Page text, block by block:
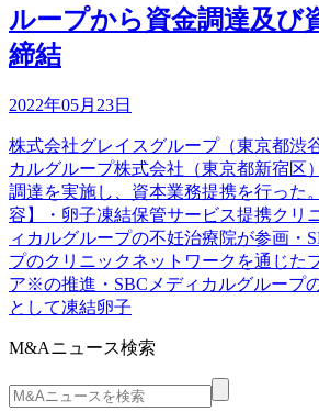
ループから資金調達及び
締結
2022年05月23日
株式会社グレイスグループ（東京都渋
カルグループ株式会社（東京都新宿区
調達を実施し、資本業務提携を行った
容】・卵子凍結保管サービス提携クリ
ィカルグループの不妊治療院が参画・
プのクリニックネットワークを通じた
ア※の推進・SBCメディカルグループ
として凍結卵子
M&Aニュース検索